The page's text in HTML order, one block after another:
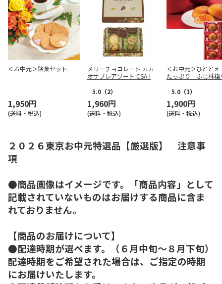
＜お中元＞銘菓セット
1,950円
(送料・税込)
メリーチョコレート カカ
オサブレアソート CSA-I
5.0 （2）
1,960円
(送料・税込)
＜お中元＞ひとと
たっぷり ふじ林檎
5.0 （1）
1,900円
(送料・税込)
２０２６東京お中元特選品【厳選版】 注意事
項
●商品画像はイメージです。「商品内容」として
記載されていないものはお届けする商品に含ま
れておりません。
【商品のお届けについて】
●配達時期が選べます。（６月中旬～８月下旬）
配達時期をご希望された場合は、ご指定の時期
にお届けいたします。